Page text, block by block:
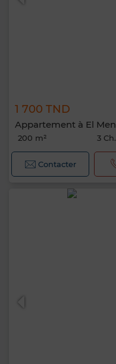
1 700 TND
Appartement à El
200 m² 3 Ch.
Contacter